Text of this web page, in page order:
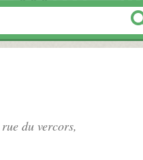
rue du vercors,